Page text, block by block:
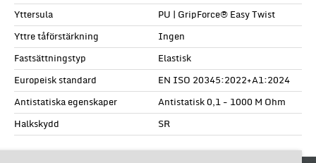
Yttersula
PU | GripForce® Easy Twist
Yttre tåförstärkning
Ingen
Fastsättningstyp
Elastisk
Europeisk standard
EN ISO 20345:2022+A1:2024
Antistatiska egenskaper
Antistatisk 0,1 - 1000 M Ohm
Halkskydd
SR